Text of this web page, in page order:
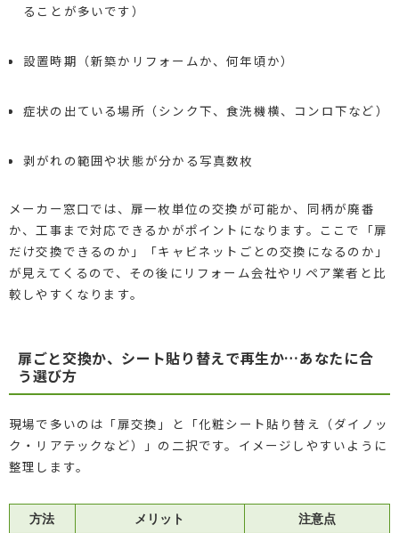
ることが多いです）
設置時期（新築かリフォームか、何年頃か）
症状の出ている場所（シンク下、食洗機横、コンロ下など）
剥がれの範囲や状態が分かる写真数枚
メーカー窓口では、扉一枚単位の交換が可能か、同柄が廃番
か、工事まで対応できるかがポイントになります。ここで「扉
だけ交換できるのか」「キャビネットごとの交換になるのか」
が見えてくるので、その後にリフォーム会社やリペア業者と比
較しやすくなります。
扉ごと交換か、シート貼り替えで再生か…あなたに合
う選び方
現場で多いのは「扉交換」と「化粧シート貼り替え（ダイノッ
ク・リアテックなど）」の二択です。イメージしやすいように
整理します。
方法 メリット 注意点